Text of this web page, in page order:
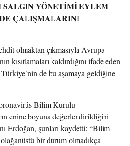
SALGIN YÖNETİMİ EYLEM
ÇALIŞMALARINI
olmaktan çıkmasıyla Avrupa
kısıtlamaları kaldırdığını ifade eden
de bu aşamaya geldiğine
Bilim Kurulu
enine boyuna değerlendirildiğini
Erdoğan, şunları kaydetti: “Bilim
bir durum olmadıkça